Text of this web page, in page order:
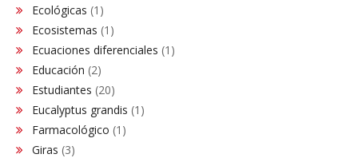
Ecológicas (1)
Ecosistemas (1)
Ecuaciones diferenciales (1)
Educación (2)
Estudiantes (20)
Eucalyptus grandis (1)
Farmacológico (1)
Giras (3)